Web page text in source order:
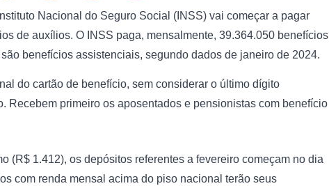
Nacional do Seguro Social (INSS) vai começar a pagar
de auxílios. O INSS paga, mensalmente, 39.364.050 benefícios
benefícios assistenciais, segundo dados de janeiro de 2024.
do cartão de benefício, sem considerar o último dígito
Recebem primeiro os aposentados e pensionistas com benefício
(R$ 1.412), os depósitos referentes a fevereiro começam no dia
com renda mensal acima do piso nacional terão seus